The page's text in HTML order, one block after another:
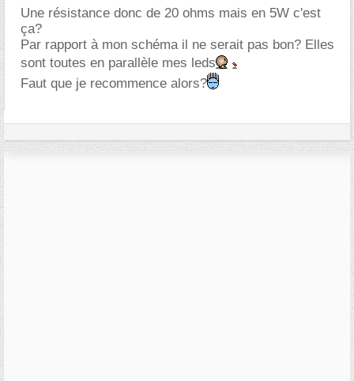
Une résistance donc de 20 ohms mais en 5W c'est
ça?
Par rapport à mon schéma il ne serait pas bon? Elles
sont toutes en parallèle mes leds
Faut que je recommence alors?